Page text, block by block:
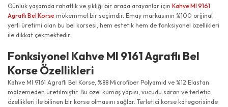
Günlük yaşamda rahatlık ve şıklığı bir arada arayanlar için Kahve MI 9161
Agraflı Bel Korse mükemmel bir seçimdir. Emay markasının %100 orijinal
yerli üretimi olan bu bel korsesi, hem estetik hem de fonksiyonel özellikleri
ile dikkat çekmektedir.
Fonksiyonel Kahve MI 9161 Agraflı Bel
Korse Özellikleri
Kahve MI 9161 Agraflı Bel Korse, %88 Microfiber Polyamid ve %12 Elastan
malzemeden üretilmiştir. Bu özel kumaş yapısı, vücudu saran ve terletici
özellikleri ile bilinen bir korse olmasını sağlar. Terletici korse kategorisinde